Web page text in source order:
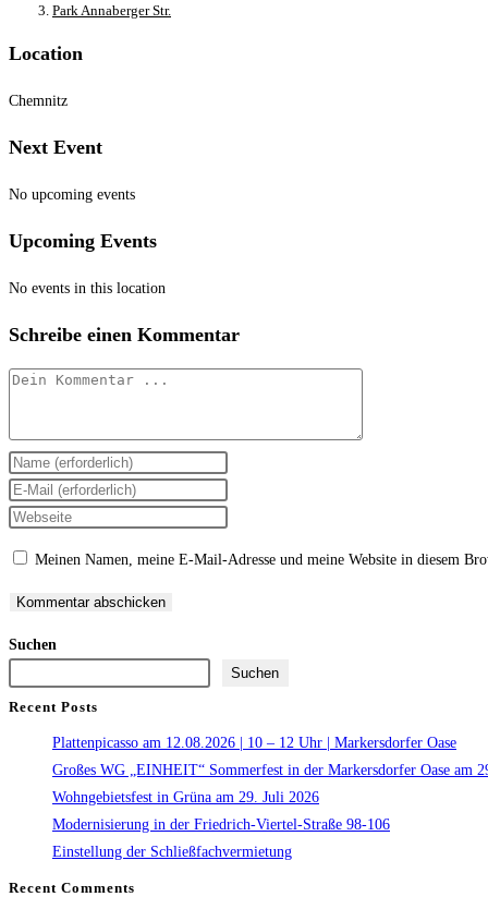
Park Annaberger Str.
Location
Chemnitz
Next Event
No upcoming events
Upcoming Events
No events in this location
Schreibe einen Kommentar
Kommentar
Gib
deinen
Namen
zum
ein
Gib
deine
Adresse
Kommentieren
Gib
URL
(optional)
Meinen Namen, meine E-Mail-Adresse und meine Website in diesem
Suchen
Suchen
Recent Posts
Plattenpicasso am 12.08.2026 | 10 – 12 Uhr | Markersdorfer Oase
Großes WG „EINHEIT“ Sommerfest in der Markersdorfer Oase am
Wohngebietsfest in Grüna am 29. Juli 2026
Modernisierung in der Friedrich-Viertel-Straße 98-106
Einstellung der Schließfachvermietung
Recent Comments